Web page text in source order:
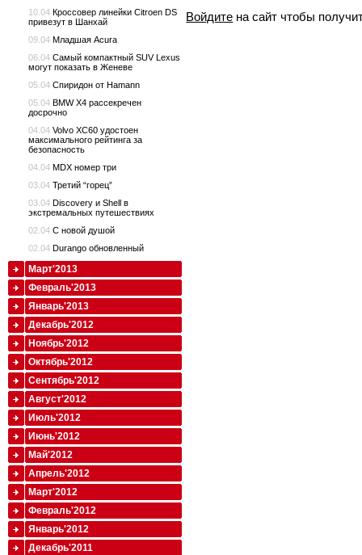
Войдите на сайт чтобы
10.04 Кроссовер линейки Citroen DS
привезут в Шанхай
09.04 Младшая Acura
06.04 Самый компактный SUV Lexus
могут показать в Женеве
05.04 Спиридон от Hamann
05.04 BMW X4 рассекречен
досрочно
04.04 Volvo XC60 удостоен
максимального рейтинга за
безопасность
04.04 MDX номер три
03.04 Третий “горец”
03.04 Discovery и Shell в
экстремальных путешествиях
02.04 С новой душой
02.04 Durango обновленный
Март'2013
Февраль'2013
Январь'2013
Декабрь'2012
Ноябрь'2012
Октябрь'2012
Сентябрь'2012
Август'2012
Июль'2012
Июнь'2012
Май'2012
Апрель'2012
Март'2012
Февраль'2012
Январь'2012
Декабрь'2011